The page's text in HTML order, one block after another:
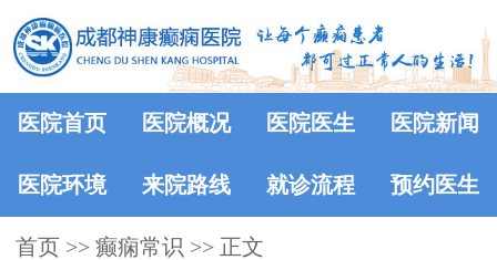
医院首页 医院概况 医院医生 医院新闻
医院环境 来院路线 就诊流程 预约医生
首页 >> 癫痫常识 >> 正文